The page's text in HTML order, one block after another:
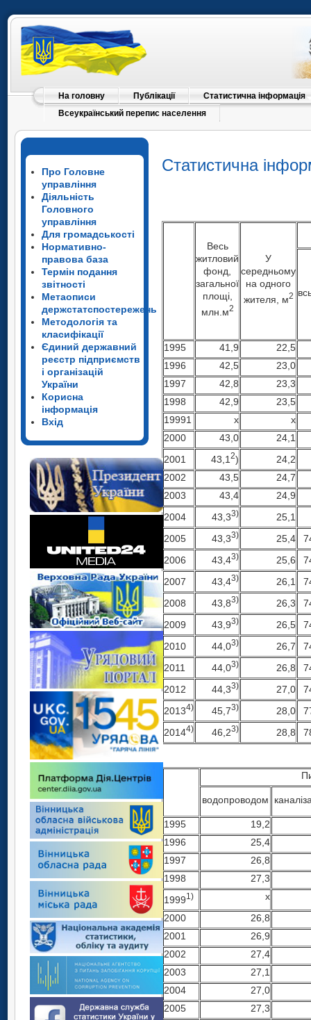
На головну Публікації
Статистична інформація
Всеукраїнський перепис населення
Про Головне
управління
Діяльність
Головного
управління
Для громадськості
Нормативно-
правова база
Термін подання
звітності
Метаописи
держстатспостережень
Методологія та
класифікації
Єдиний державний
реєстр підприємств
і організацій
України
Корисна
інформація
Вхід
Статистична
Весь
житловий
фонд,
загальної
площі,
млн.м2
У
середньому
на одного
жителя, м2
1995 41,9
22,5
1996
42,5
23,0
1997
42,8
23,3
1998
42,9
23,5
19991
х
х
2000
43,0
24,1
2001
43,1 2)
24,2
2002
43,5
24,7
2003
43,4
24,9
2004
43,33)
25,1
2005
43,33) 25,4
2006
43,43) 25,6
2007
43,43) 26,1
2008
43,83) 26,3
2009
43,93) 26,5
2010
44,03) 26,7
2011
44,03) 26,8
2012
44,33) 27,0
20134) 45,73) 28,0
20144) 46,23) 28,8
водопроводом
1995
19,2
1996
25,4
1997
26,8
1998
27,3
19991)
х
2000
26,8
2001
26,9
2002
27,4
2003
27,1
2004
27,0
2005
27,3